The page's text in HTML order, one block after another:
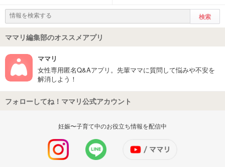
ママリ編集部のオススメアプリ
ママリ
女性専用匿名Q&Aアプリ。先輩ママに質問して悩みや不安を
解消しよう！
フォローしてね！ママリ公式アカウント
妊娠〜子育て中のお役立ち情報を配信中